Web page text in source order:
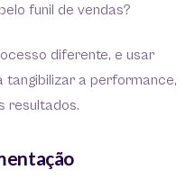
funil de vendas?
diferente, e usar
tangibilizar a performance,
resultados.